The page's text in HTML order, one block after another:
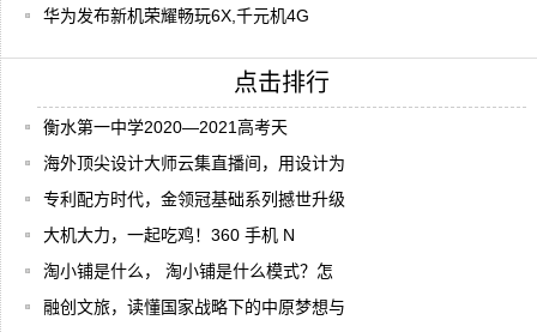
华为发布新机荣耀畅玩6X,千元机4G
点击排行
衡水第一中学2020—2021高考天
海外顶尖设计大师云集直播间，用设计为
专利配方时代，金领冠基础系列撼世升级
大机大力，一起吃鸡！360 手机 N
淘小铺是什么， 淘小铺是什么模式？怎
融创文旅，读懂国家战略下的中原梦想与